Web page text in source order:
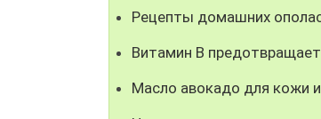
Рецепты домашних
Витамин B
Масло авокадо для кожи